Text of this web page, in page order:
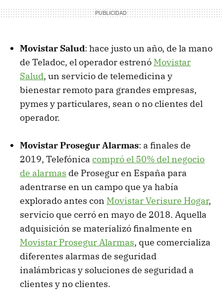
Movistar Salud: hace justo un año, de la mano
de Teladoc, el operador estrenó Movistar
Salud, un servicio de telemedicina y
bienestar remoto para grandes empresas,
pymes y particulares, sean o no clientes del
operador.
Movistar Prosegur Alarmas: a finales de
2019, Telefónica compró el 50% del negocio
de alarmas de Prosegur en España para
adentrarse en un campo que ya había
explorado antes con Movistar Verisure Hogar,
servicio que cerró en mayo de 2018. Aquella
adquisición se materializó finalmente en
Movistar Prosegur Alarmas, que comercializa
diferentes alarmas de seguridad
inalámbricas y soluciones de seguridad a
clientes y no clientes.